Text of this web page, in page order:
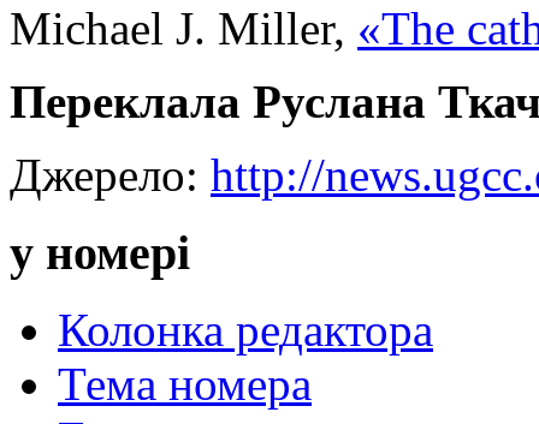
Michael J. Miller, «The
Переклала Руслана
Джерело: http://
у номері
Колонка редактора
Тема номера